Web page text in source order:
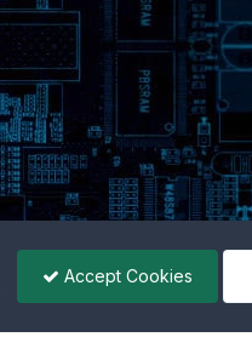
Accept Cookies